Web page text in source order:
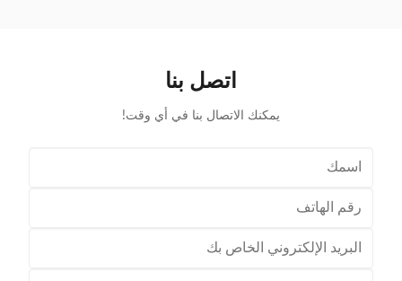
اتصل بنا
يمكنك الاتصال بنا في أي وقت!